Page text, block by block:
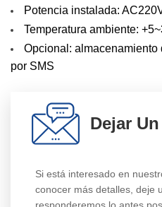
Potencia instalada:
Temperatura ambiente:
Opcional: almacenamiento
por SMS
Dejar
Si está interesado en
conocer más detalles, deje